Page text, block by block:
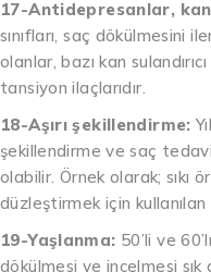
17-Antidepresanlar, kan
sınıfları, saç dökülmesini
olanlar, bazı kan
tansiyon ilaçlarıdır.
18-Aşırı şekillendirme:
şekillendirme ve saç
olabilir. Örnek olarak; sıkı
düzleştirmek için
19-Yaşlanma: 50’li ve
dökülmesi ve incelmesi